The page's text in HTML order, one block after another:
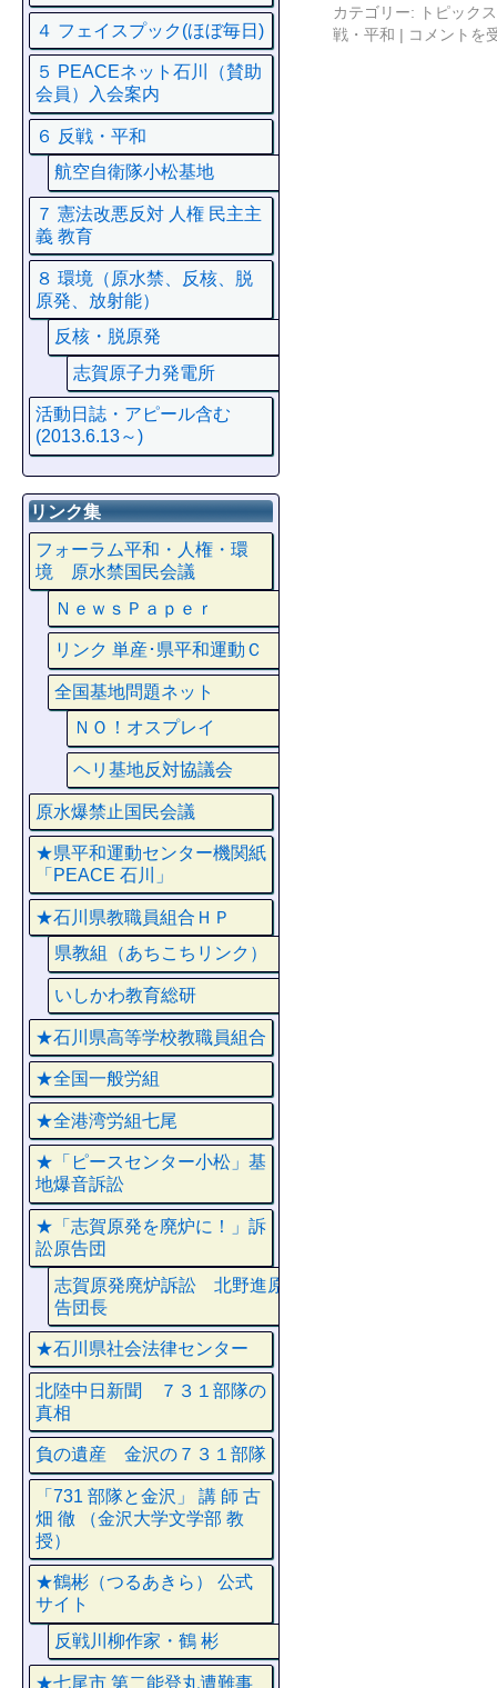
カテゴリー:
トピックス
戦・平和 | コメントを
４ フェイスプック(ほぼ毎日)
５ PEACEネット石川（賛助
会員）入会案内
６ 反戦・平和
航空自衛隊小松基地
７ 憲法改悪反対 人権 民主主
義 教育
８ 環境（原水禁、反核、脱
原発、放射能）
反核・脱原発
志賀原子力発電所
活動日誌・アピール含む
(2013.6.13～)
リンク集
フォーラム平和・人権・環
境 原水禁国民会議
ＮｅｗｓＰａｐｅｒ
リンク 単産･県平和運動Ｃ
全国基地問題ネット
ＮＯ！オスプレイ
ヘリ基地反対協議会
原水爆禁止国民会議
★県平和運動センター機関紙
「PEACE 石川」
★石川県教職員組合ＨＰ
県教組（あちこちリンク）
いしかわ教育総研
★石川県高等学校教職員組合
★全国一般労組
★全港湾労組七尾
★「ピースセンター小松」基
地爆音訴訟
★「志賀原発を廃炉に！」訴
訟原告団
志賀原発廃炉訴訟 北野進原
告団長
★石川県社会法律センター
北陸中日新聞 ７３１部隊の
真相
負の遺産 金沢の７３１部隊
「731 部隊と金沢」 講 師 古
畑 徹 （金沢大学文学部 教
授）
★鶴彬（つるあきら） 公式
サイト
反戦川柳作家・鶴 彬
★七尾市 第二能登丸遭難事